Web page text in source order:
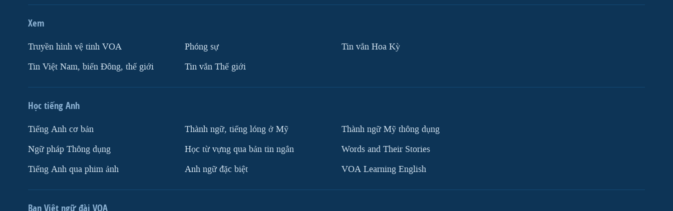
Xem
Truyền hình vệ tinh VOA
Tin Việt Nam, biển Đông, thế giới
Phóng sự
Tin vắn Thế giới
Tin vắn Hoa Kỳ
Học tiếng Anh
Tiếng Anh cơ bản
Ngữ pháp Thông dụng
Tiếng Anh qua phim ảnh
Thành ngữ, tiếng lóng ở Mỹ
Học từ vựng qua bản tin ngắn
Anh ngữ đặc biệt
Thành ngữ Mỹ thông dụng
Words and Their Stories
VOA Learning English
Ban Việt ngữ đài VOA